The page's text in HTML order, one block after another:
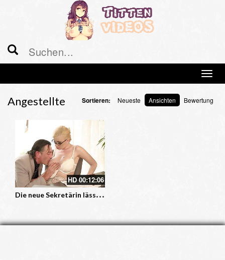
Angestellte Sortieren: Neueste Ansichten Bewertung
HD00:12:06
D
ie neue Sekretärin lässt sich in den Arsch ficken